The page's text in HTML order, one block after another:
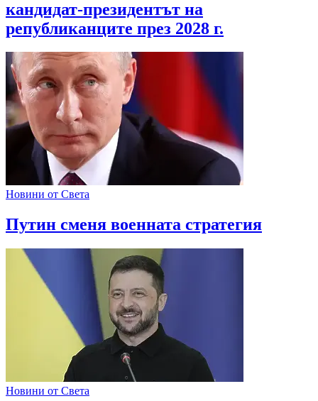
кандидат-президентът на
републиканците през 2028 г.
Новини от Света
Путин сменя военната стратегия
Новини от Света